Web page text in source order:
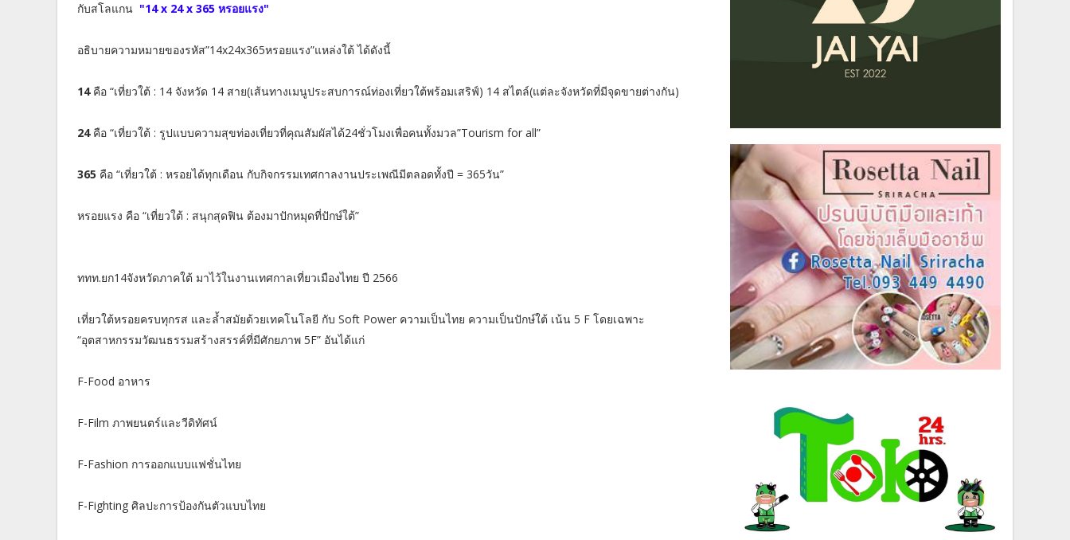
กับสโลแกน "14 x 24 x 365 หรอยแรง"
อธิบายความหมายของรหัส”14x24x365หรอยแรง”แหล่งใต้ ได้ดังนี้
14คือ “เที่ยวใต้ : 14 จังหวัด 14 สาย(เส้นทางเมนูประสบการณ์ท่องเที่ยวใต้พร้อมเสริฟ์) 14 สไตล์(แต่ละจังหวัดที่มีจุดขายต่างกัน)
24คือ “เที่ยวใต้ : รูปแบบความสุขท่องเที่ยวที่คุณสัมผัสได้24ชั่วโมงเพื่อคนทั้งมวล”Tourism for all”
365 คือ “เที่ยวใต้ : หรอยได้ทุกเดือน กับกิจกรรมเทศกาลงานประเพณีมีตลอดทั้งปี = 365วัน”
หรอยแรง คือ “เที่ยวใต้ : สนุกสุดฟิน ต้องมาปักหมุดที่ปักษ์ใต้”
ททท.ยก14จังหวัดภาคใต้ มาไว้ในงานเทศกาลเที่ยวเมืองไทย ปี 2566
เที่ยวใต้หรอยครบทุกรส และล้ำสมัยด้วยเทคโนโลยี กับ Soft Power ความเป็นไทย ความเป็นปักษ์ใต้ เน้น 5 F โดยเฉพาะ
“อุตสาหกรรมวัฒนธรรมสร้างสรรค์ที่มีศักยภาพ 5F” อันได้แก่
F-Food อาหาร
F-Film ภาพยนตร์และวีดิทัศน์
F-Fashion การออกแบบแฟชั่นไทย
F-Fighting ศิลปะการป้องกันตัวแบบไทย